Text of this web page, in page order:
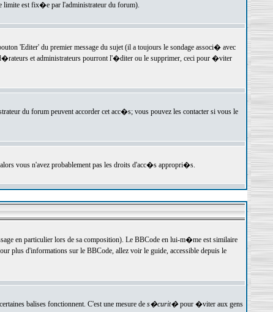
limite est fix�e par l'administrateur du forum).
'Editer' du premier message du sujet (il a toujours le sondage associ� avec
et administrateurs pourront l'�diter ou le supprimer, ceci pour �viter
du forum peuvent accorder cet acc�s; vous pouvez les contacter si vous le
vous n'avez probablement pas les droits d'acc�s appropri�s.
en particulier lors de sa composition). Le BBCode en lui-m�me est similaire
plus d'informations sur le BBCode, allez voir le guide, accessible depuis le
balises fonctionnent. C'est une mesure de s�curit�pour �viter aux gens